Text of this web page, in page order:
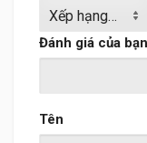
Đánh giá của bạn
Tên